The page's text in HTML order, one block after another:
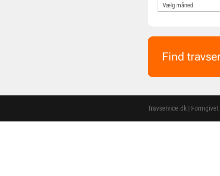
Find
Travservice.dk |